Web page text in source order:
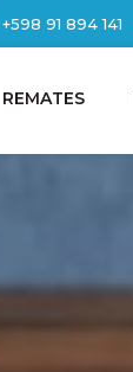
+598 91 894 141
REMATES